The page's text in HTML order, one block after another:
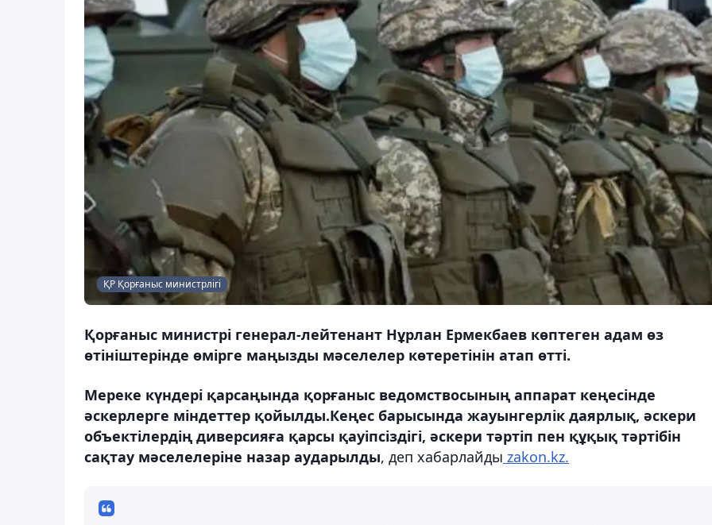
ҚР Қорғаныс министрлігі
Қорғаныс министрі генерал-лейтенант Нұрлан Ермекбаев көптеген адам өз
өтініштерінде өмірге маңызды мәселелер көтеретінін атап өтті.
Мереке күндері қарсаңында қорғаныс ведомствосының аппарат кеңесінде
әскерлерге міндеттер қойылды.Кеңес барысында жауынгерлік даярлық, әскери
объектілердің диверсияға қарсы қауіпсіздігі, әскери тәртіп пен құқық тәртібін
сақтау мәселелеріне назар аударылды, деп хабарлайды zakon.kz.